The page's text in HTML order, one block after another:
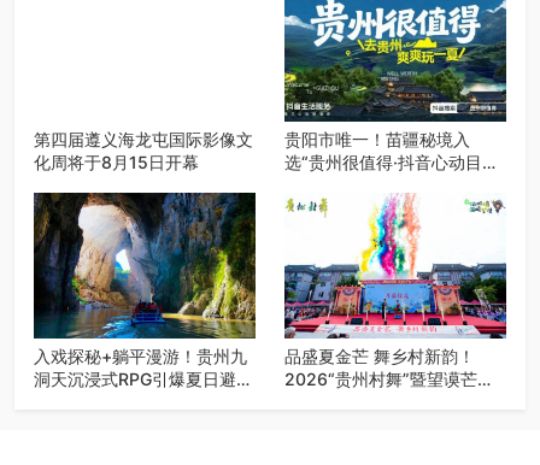
第四届遵义海龙屯国际影像文
化周将于8月15日开幕
贵阳市唯一！苗疆秘境入
选“贵州很值得·抖音心动目的
赴一场秘境之约
入戏探秘+躺平漫游！贵州九
洞天沉浸式RPG引爆夏日避暑
品盛夏金芒 舞乡村新韵！
2026“贵州村舞”暨望谟芒果